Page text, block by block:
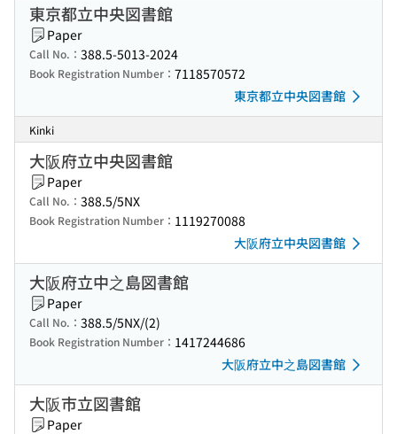
東京都立中央図書館
Paper
Call No.： 388.5-5013-2024
Book Registration Number： 7118570572
東京都立中央図書館
Kinki
大阪府立中央図書館
Paper
Call No.： 388.5/5NX
Book Registration Number： 1119270088
大阪府立中央図書館
大阪府立中之島図書館
Paper
Call No.： 388.5/5NX/(2)
Book Registration Number： 1417244686
大阪府立中之島図書館
大阪市立図書館
Paper